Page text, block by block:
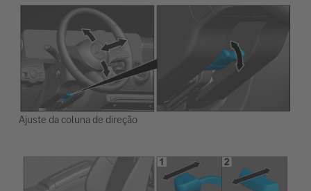
Ajuste da coluna de direção